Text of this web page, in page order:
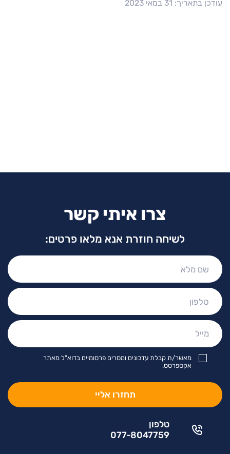
עודכן בתאריך: 31 במאי 2023
צרו איתי קשר
לשיחה חוזרת אנא מלאו פרטים:
שם
מלא:
טלפון:
מייל:
מאשר/ת קבלת עדכונים ומסרים פרסומיים בדוא"ל מאתר
אקספרטס.
טלפון
077-8047759